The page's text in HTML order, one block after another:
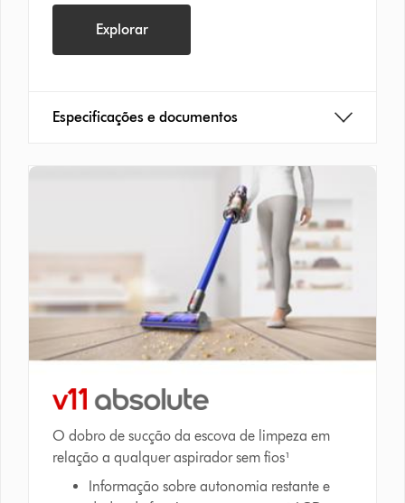
Explorar
Especificações e documentos
O dobro de sucção da escova de limpeza em
relação a qualquer aspirador sem fios¹
Informação sobre autonomia restante e